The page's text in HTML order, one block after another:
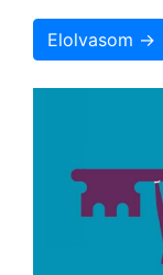
Elolvasom →